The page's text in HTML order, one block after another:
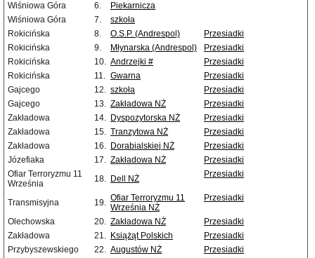
Wiśniowa Góra
6.
Piekarnicza
Wiśniowa Góra
7.
szkoła
Rokicińska
8. O.S.P. (Andrespol)
Przesiadki
Rokicińska
9. Młynarska (Andrespol)
Przesiadki
Rokicińska
10. Andrzejki #
Przesiadki
Rokicińska
11. Gwarna
Przesiadki
Gajcego
12. szkoła
Przesiadki
Gajcego
13. Zakładowa NŻ
Przesiadki
Zakładowa
14. Dyspozytorska NŻ
Przesiadki
Zakładowa
15. Tranzytowa NŻ
Przesiadki
Zakładowa
16. Dorabialskiej NŻ
Przesiadki
Józefiaka
17. Zakładowa NŻ
Przesiadki
Ofiar Terroryzmu 11
Września
18. Dell NŻ Przesiadki
Transmisyjna 19. Ofiar Terroryzmu 11
Września NŻ
Przesiadki
Olechowska 20. Zakładowa NŻ
Przesiadki
Zakładowa
21. Książąt Polskich
Przesiadki
Przybyszewskiego
22. Augustów NŻ
Przesiadki